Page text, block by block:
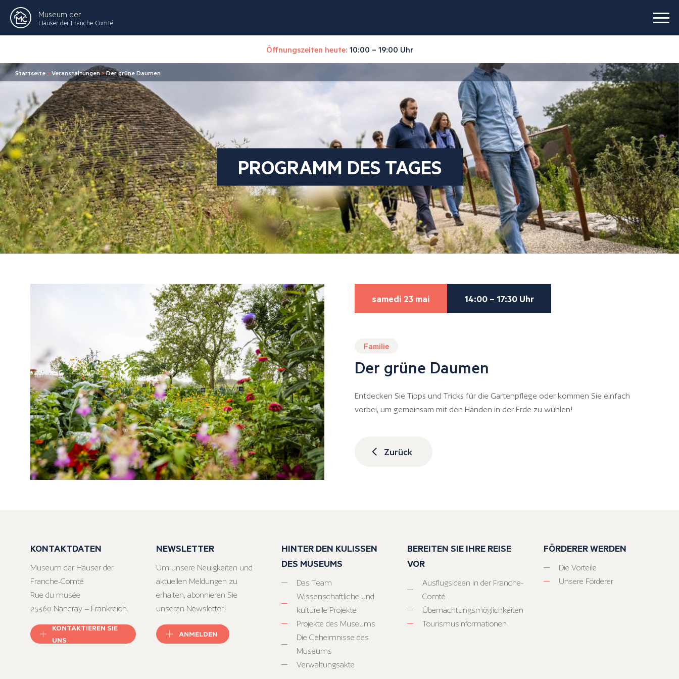
Museum der
Häuser der Franche-Comté
Öffnungszeiten heute: 10:00 – 19:00 Uhr
Startseite >Veranstaltungen>Der grüne Daumen
PROGRAMM DES TAGES
samedi 23 mai 14:00 – 17:30 Uhr
Familie
Der grüne Daumen
Entdecken Sie Tipps und Tricks für die Gartenpflege oder kommen Sie einfach
vorbei, um gemeinsam mit den Händen in der Erde zu wühlen!
Zurück
KONTAKTDATEN
Museum der Häuser der
Franche-Comté
Rue du musée
25360 Nancray – Frankreich
KONTAKTIEREN SIE
UNS
NEWSLETTER
Um unsere Neuigkeiten und
aktuellen Meldungen zu
erhalten, abonnieren Sie
unseren Newsletter!
ANMELDEN
HINTER DEN KULISSEN
DES MUSEUMS
Das Team
Wissenschaftliche und
kulturelle Projekte
Projekte des Museums
Die Geheimnisse des
Museums
Verwaltungsakte
BEREITEN SIE IHRE REISE
VOR
Ausflugsideen in der Franche-
Comté
Übernachtungsmöglichkeiten
Tourismusinformationen
FÖRDERER WERDEN
Die Vorteile
Unsere Förderer